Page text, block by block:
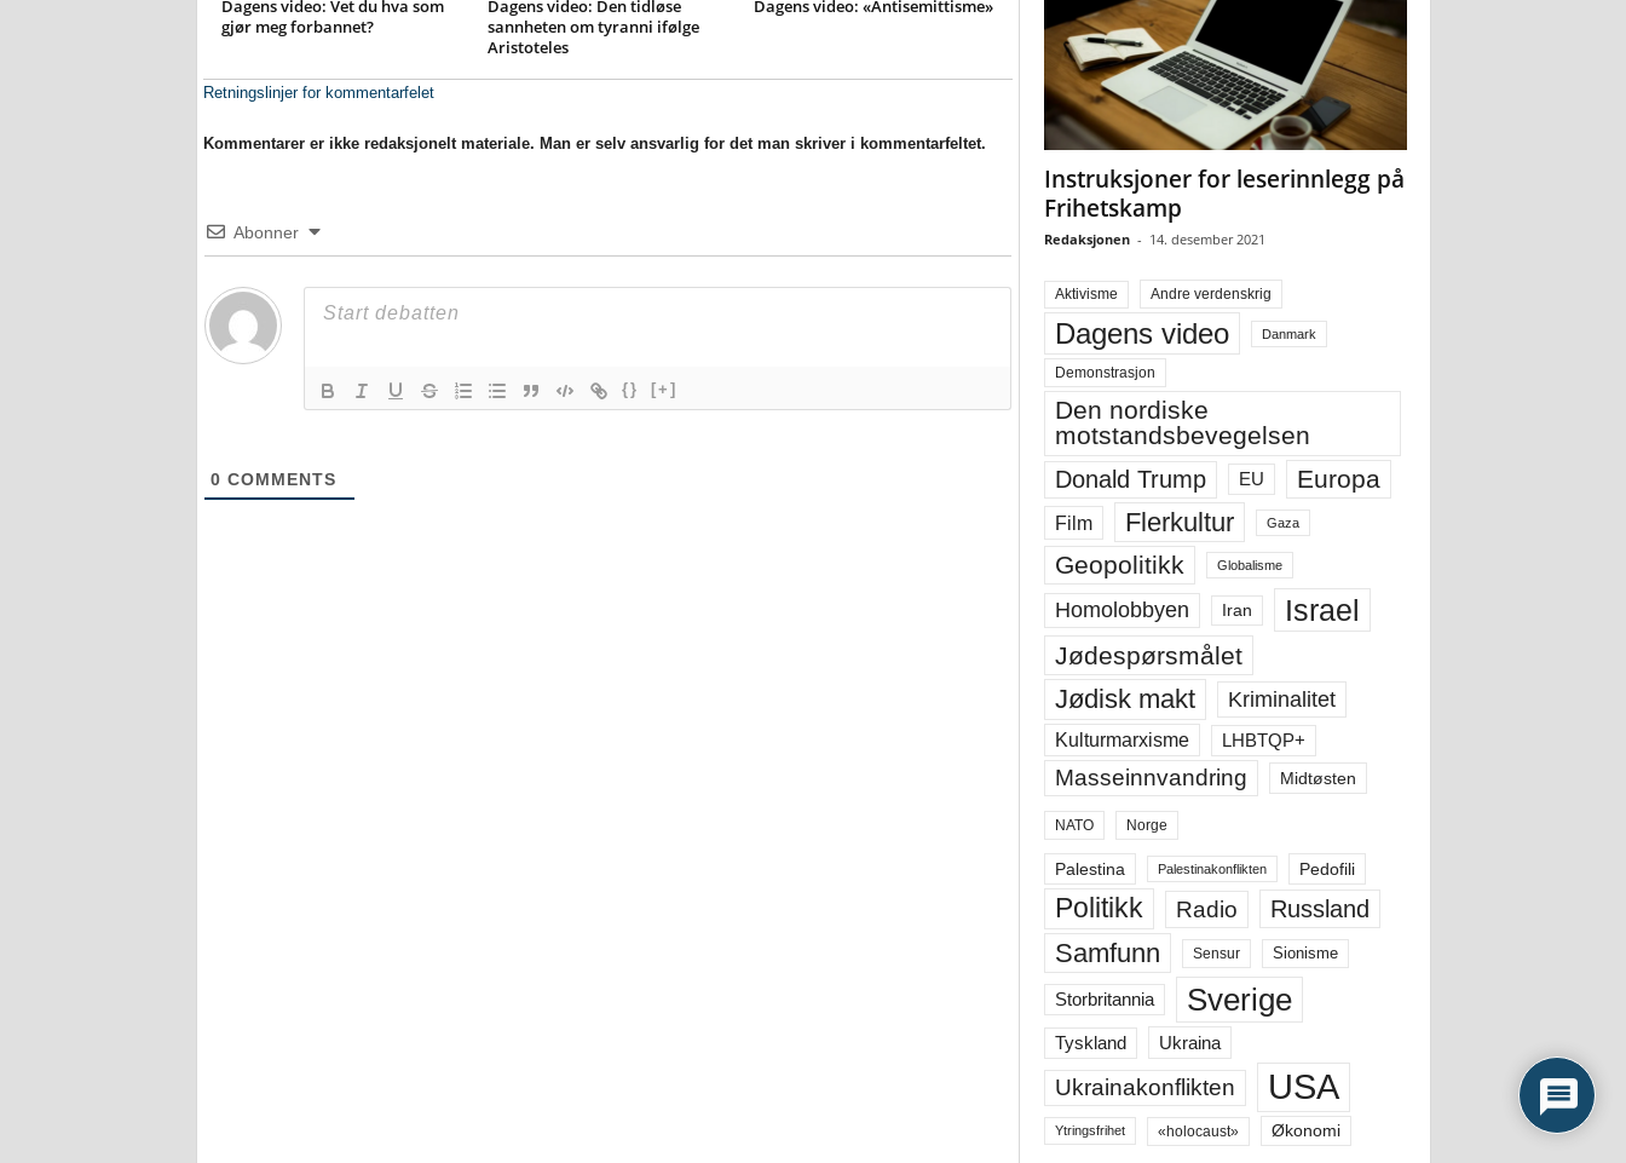
Dagens video: Vet du hva som
gjør meg forbannet?
Dagens video: Den tidløse
sannheten om tyranni ifølge
Aristoteles
Dagens video: «Antisemittisme»
Retningslinjer for kommentarfelet
Kommentarer er ikke redaksjonelt materiale. Man er selv ansvarlig for det man skriver i kommentarfeltet.
Abonner
{} [+]
0 COMMENTS
Instruksjoner for leserinnlegg på
Frihetskamp
Redaksjonen - 14. desember 2021
Aktivisme Andre verdenskrig
Dagens video Danmark
Demonstrasjon
Den nordiske
motstandsbevegelsen
Donald Trump EU Europa
Film Flerkultur Gaza
Geopolitikk Globalisme
Homolobbyen Iran Israel
Jødespørsmålet
Jødisk makt Kriminalitet
Kulturmarxisme LHBTQP+
Masseinnvandring Midtøsten
NATO Norge
Palestina Palestinakonflikten Pedofili
Politikk Radio Russland
Samfunn Sensur Sionisme
Storbritannia Sverige
Tyskland Ukraina
Ukrainakonflikten USA
Ytringsfrihet «holocaust» Økonomi